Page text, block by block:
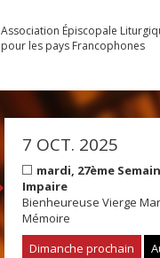
Association Épiscopale
pour les pays Francophones
7 OCT. 2025
mardi, 27ème
Impaire
Bienheureuse Vierge
Mémoire
Dimanche prochain